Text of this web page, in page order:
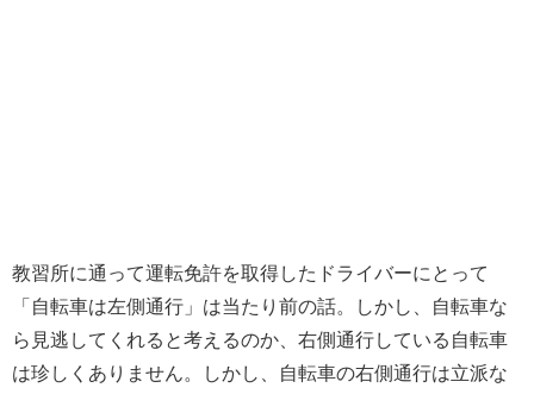
教習所に通って運転免許を取得したドライバーにとって
「自転車は左側通行」は当たり前の話。しかし、自転車な
ら見逃してくれると考えるのか、右側通行している自転車
は珍しくありません。しかし、自転車の右側通行は立派な